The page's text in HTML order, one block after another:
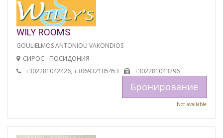
WILY ROOMS
GOULIELMOS ANTONIOU VAKONDIOS
СИРОС - ПОСИДОНИЯ
+302281042426, +306932105453 +302281043296
Бронирование
Not available